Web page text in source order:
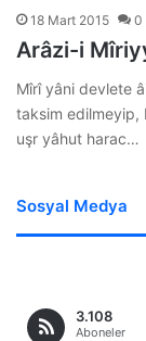
18 Mart 2015 0
Arâzi-i
Mîrî yâni devlete
taksim edilmeyip,
uşr yâhut harac…
Sosyal Medya
3.108
Aboneler